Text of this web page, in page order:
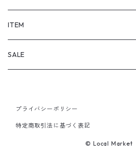
SHORTS
PANTS
ITEM
SALE
PANTS
プライバシーポリシー
特定商取引法に基づく表記
© Local Market